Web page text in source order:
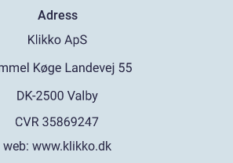
Adress
web: www.klikko.dk